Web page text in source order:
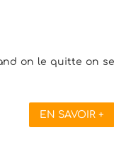
on le quitte on se
EN SAVOIR +